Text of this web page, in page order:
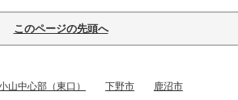
このページの先頭へ
山中心部（東口） 下野市
鹿沼市